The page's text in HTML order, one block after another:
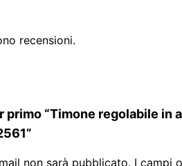
recensioni.
primo “Timone regolabile in
non sarà pubblicato. I campi